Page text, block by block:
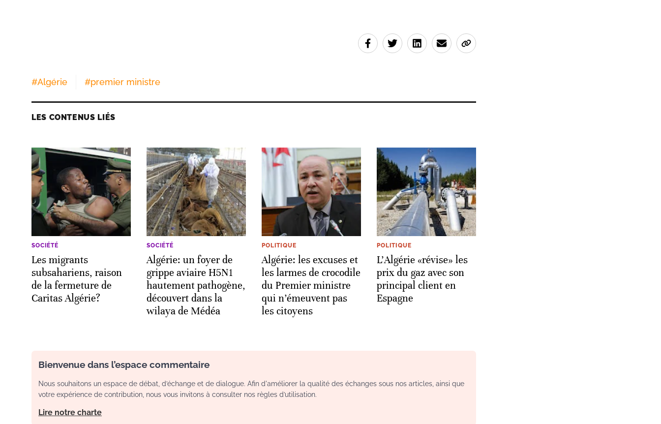
#Algérie #premier ministre
LES CONTENUS LIÉS
SOCIÉTÉ
Les migrants
subsahariens, raison
de la fermeture de
Caritas Algérie?
SOCIÉTÉ
Algérie: un foyer de
grippe aviaire H5N1
hautement pathogène,
découvert dans la
wilaya de Médéa
POLITIQUE
Algérie: les excuses et
les larmes de crocodile
du Premier ministre
qui n’émeuvent pas
les citoyens
POLITIQUE
L'Algérie «révise» les
prix du gaz avec son
principal client en
Espagne
Bienvenue dans l’espace commentaire
Nous souhaitons un espace de débat, d’échange et de dialogue. Afin d'améliorer la qualité des échanges sous nos articles, ainsi que
votre expérience de contribution, nous vous invitons à consulter nos règles d’utilisation.
Lire notre charte